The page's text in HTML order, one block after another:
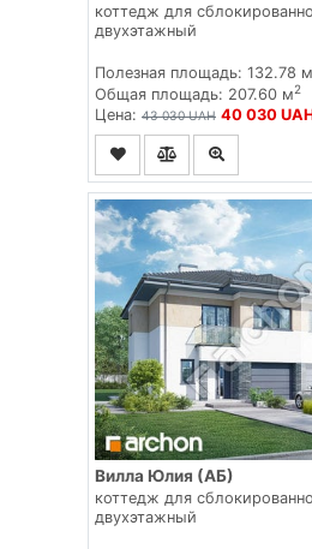
коттедж для
двухэтажный
Полезная площадь: 132.78 м
Общая площадь: 207.60 м2
Цена: 43 030 UAH 40 030
Вилла Юлия (АБ)
коттедж для
двухэтажный